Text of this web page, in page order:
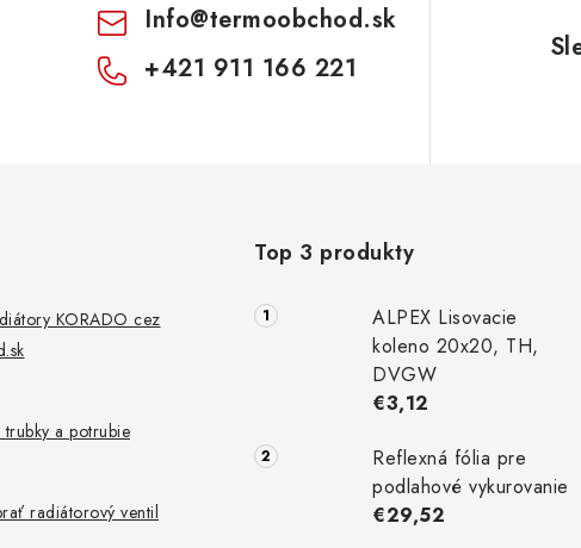
Info@termoobchod.sk
+421 911 166 221
KORADO cez
trubky a potrubie
radiátorový ventil
Top 3 produkty
ALPEX Lisovacie
koleno 20x20, TH,
DVGW
€3,12
Reflexná fólia pre
podlahové vykurovanie
€29,52